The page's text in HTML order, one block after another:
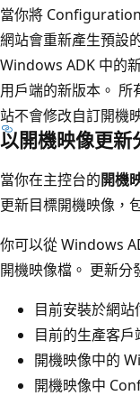
當你將
網站會重新產生預設
Windows ADK 中的
用戶端的新版本。 所
站不會修改自訂開機
以開機映像更新
當你在主控台的開機
更新目標開機映像，
你可以從 Windows
開機映像檔。 更新分
目前安裝於網
目前的生產客戶
開機映像中的
開機映像中